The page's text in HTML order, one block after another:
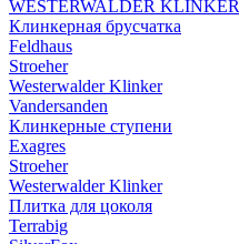
WESTERWALDER KLINKER
Клинкерная брусчатка
Feldhaus
Stroeher
Westerwalder Klinker
Vandersanden
Клинкерные ступени
Exagres
Stroeher
Westerwalder Klinker
Плитка для цоколя
Terrabig